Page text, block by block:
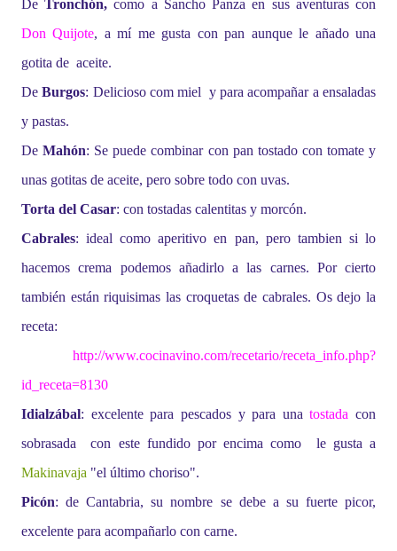
DeTronchón, como a Sancho Panza en sus aventuras con
Don Quijote, a mí me gusta con pan aunque le añado una
gotita de aceite.
DeBurgos: Delicioso com miel y para acompañar a ensaladas
y pastas.
DeMahón: Se puede combinar con pan tostado con tomate y
unas gotitas de aceite, pero sobre todo con uvas.
Torta del Casar: con tostadas calentitas y morcón.
Cabrales: ideal como aperitivo en pan, pero tambien si lo
hacemos crema podemos añadirlo a las carnes. Por cierto
también están riquisimas las croquetas de cabrales. Os dejo la
receta:
http://www.cocinavino.com/recetario/receta_info.php?
id_receta=8130
Idialzábal: excelente para pescados y para unatostada con
sobrasada con este fundido por encima como le gusta a
Makinavaja "el último choriso".
Picón: de Cantabria, su nombre se debe a su fuerte picor,
excelente para acompañarlo con carne.